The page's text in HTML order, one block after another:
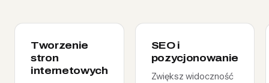
Tworzenie
stron
internetowych
SEO i
pozycjonowanie
Zwiększ widoczność